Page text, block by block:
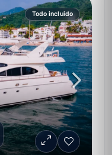
Todo incluido